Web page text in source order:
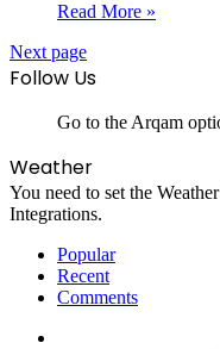
Read More »
Next page
Follow Us
Go to the Arqam
Weather
You need to set the
Integrations.
Popular
Recent
Comments